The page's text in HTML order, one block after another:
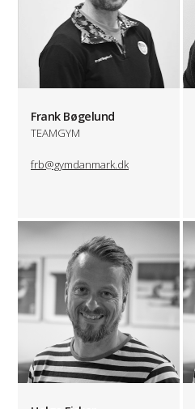
Frank Bøgelund
TEAMGYM
frb@gymdanmark.dk